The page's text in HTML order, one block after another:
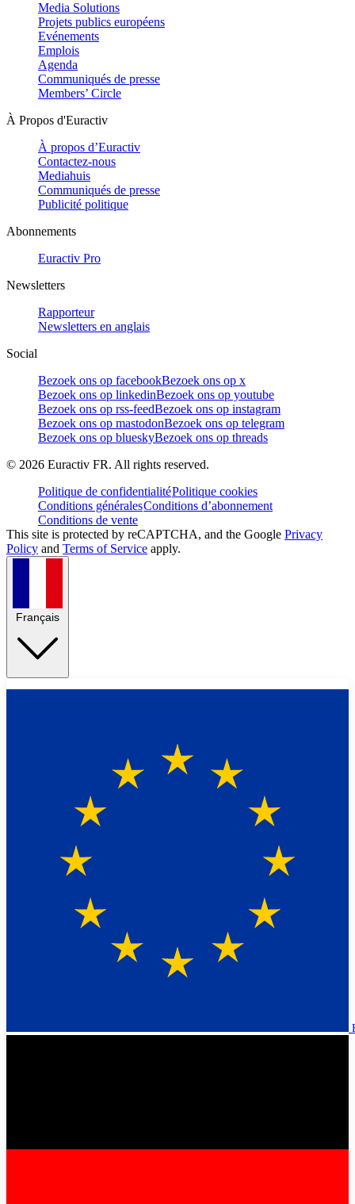
Media Solutions
Projets publics européens
Evénements
Emplois
Agenda
Communiqués de presse
Members’ Circle
À Propos d'Euractiv
À propos d’Euractiv
Contactez-nous
Mediahuis
Communiqués de presse
Publicité politique
Abonnements
Euractiv Pro
Newsletters
Rapporteur
Newsletters en anglais
Social
Bezoek ons op facebookBezoek ons op x
Bezoek ons op linkedinBezoek ons op youtube
Bezoek ons op rss-feedBezoek ons op instagram
Bezoek ons op mastodonBezoek ons op telegram
Bezoek ons op blueskyBezoek ons op threads
© 2026 Euractiv FR. All rights reserved.
Politique de confidentialitéPolitique cookies
Conditions généralesConditions d’abonnement
Conditions de vente
This site is protected by reCAPTCHA, and the Google Privacy
Policy and Terms of Service apply.
Français